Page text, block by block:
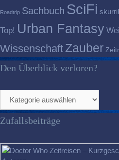
Roadtrip Sachbuch SciFi skurril
Top! Urban Fantasy
Wissenschaft Zauber
Den Überblick verloren?
Überblick
verloren?
Zufallsbeiträge